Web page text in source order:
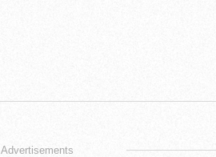
Advertisements